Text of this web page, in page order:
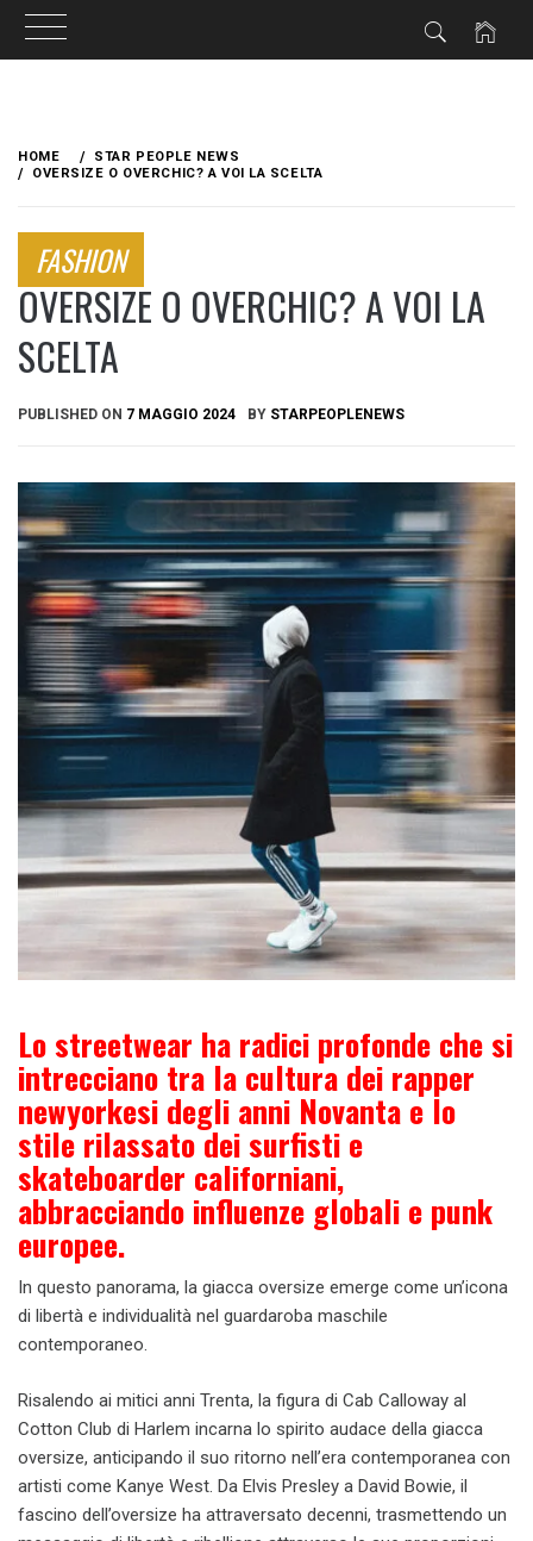
content
HOME
STAR PEOPLE NEWS
OVERSIZE O OVERCHIC? A VOI LA SCELTA
FASHION
OVERSIZE O OVERCHIC? A VOI LA
SCELTA
PUBLISHED ON 7 MAGGIO 2024 BY STARPEOPLENEWS
Lo streetwear ha radici profonde che si
intrecciano tra la cultura dei rapper
newyorkesi degli anni Novanta e lo
stile rilassato dei surfisti e
skateboarder californiani,
abbracciando influenze globali e punk
europee.
In questo panorama, la giacca oversize emerge come un’icona
di libertà e individualità nel guardaroba maschile
contemporaneo.
Risalendo ai mitici anni Trenta, la figura di Cab Calloway al
Cotton Club di Harlem incarna lo spirito audace della giacca
oversize, anticipando il suo ritorno nell’era contemporanea con
artisti come Kanye West. Da Elvis Presley a David Bowie, il
fascino dell’oversize ha attraversato decenni, trasmettendo un